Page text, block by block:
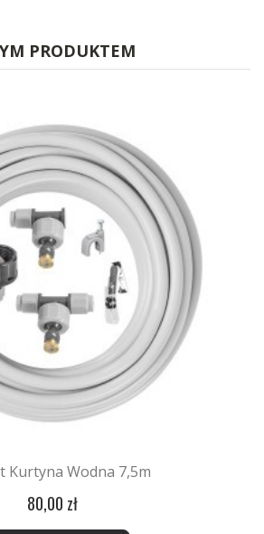
PRODUKTEM
Kurtyna Wodna 7,5m
80,00 zł